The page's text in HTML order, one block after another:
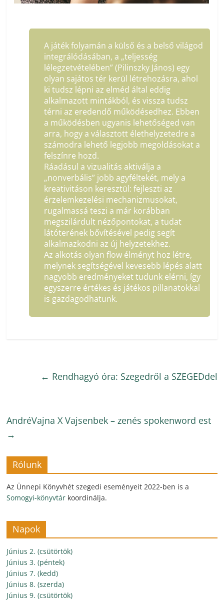
A játék folyamán a külső és a belső világod
integrálódásában, a „teljesség
lélegzetvételében” (Pilinszky János) egy
olyan sajátos tér kerül létrehozásra, ahol
ki tudsz lépni az elméd által eddig
alkalmazott mintákból, és vissza tudsz
térni az eredendő működésedhez. Ebben
a működésben ugyanis lehetőséged van
arra, hogy a választott élethelyzetedre a
számodra lehető legjobb megoldásokat a
felszínre hozd.
Ráadásul a vizualitás aktiválja a
„nonverbális” jobb agyféltekét, mely a
kreativitáson keresztül: fejleszti az
érzelemkezelési mechanizmusokat,
rugalmassá teszi a már korábban
megszilárdult nézőpontokat, a tudat
látóterének bővítésével pedig segít
alkalmazkodni az új helyzetekhez.
Az alkotás olyan flow élményt hoz létre,
melynek segítségével kevesebb lépés alatt
nagyobb eredményeket tudunk elérni, így
egyszerre értékes és játékos pillanatokkal
is gazdagodhatunk.
← Rendhagyó óra: Szegedről a SZEGEDdel
AndréVajna X Vajsenbek – zenés spokenword est
→
Rólunk
Az Ünnepi Könyvhét szegedi eseményeit 2022-ben is a
Somogyi-könyvtár koordinálja.
Napok
Június 2. (csütörtök)
Június 3. (péntek)
Június 7. (kedd)
Június 8. (szerda)
Június 9. (csütörtök)